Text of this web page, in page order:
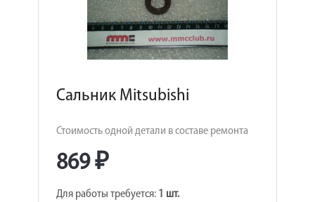
Сальник Mitsubishi
Стоимость одной детали в составе ремонта
869 ₽
Для работы требуется: 1 шт.